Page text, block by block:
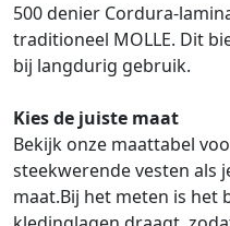
500 denier Cordura-
traditioneel MOLLE. Dit
bij langdurig gebruik.
Kies de juiste maat
Bekijk onze maattabel
steekwerende vesten als
maat.Bij het meten is het